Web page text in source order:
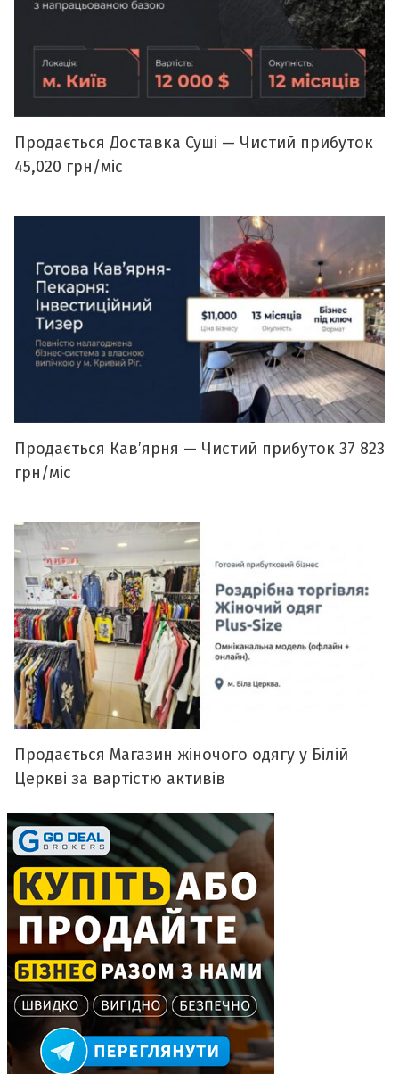
Продається Доставка Суші — Чистий прибуток
45,020 грн/міс
Продається Кавʼярня — Чистий прибуток 37 823
грн/міс
Продається Магазин жіночого одягу у Білій
Церкві за вартістю активів